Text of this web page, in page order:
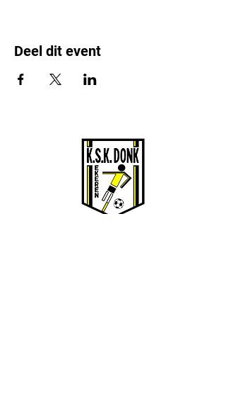
Deel dit event